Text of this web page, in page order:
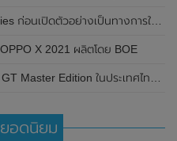
ย่างเป็นทางการในวันที่ 23 เมษายน 2020 นี้
X 2021 ผลิตโดย BOE
เทศไทยอย่างเป็นทางการ ในราคาเริ่มต้นเพียงหมื่นต้นๆ
อดนิยม